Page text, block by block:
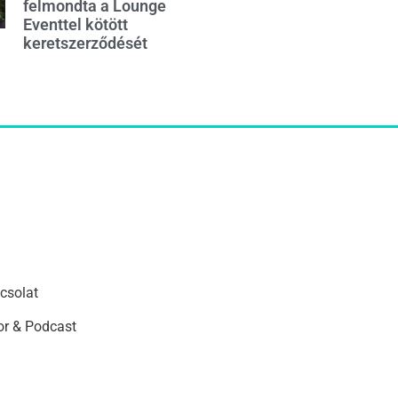
felmondta a Lounge
Eventtel kötött
keretszerződését
& Podcast